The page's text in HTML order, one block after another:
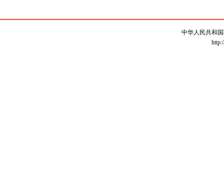
中华人民共和